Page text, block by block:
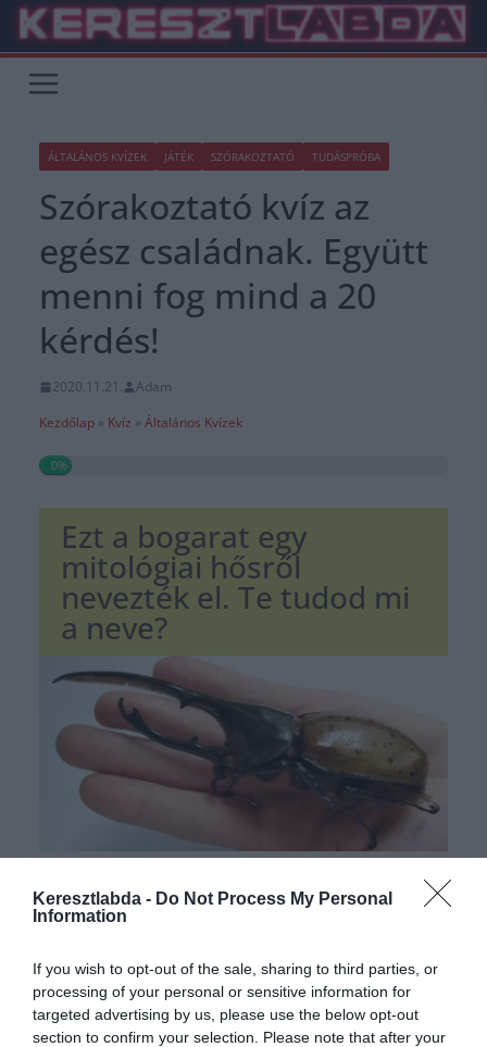
Keresztlabda - Do Not Process My Personal
Information
If you wish to opt-out of the sale, sharing to third parties, or
processing of your personal or sensitive information for
targeted advertising by us, please use the below opt-out
section to confirm your selection. Please note that after your
Skip
content
ÁLTALÁNOS KVÍZEK JÁTÉK SZÓRAKOZTATÓ TUDÁSPRÓBA
Szórakoztató kvíz az
egész családnak. Együtt
menni fog mind a 20
kérdés!
2020.11.21.
Adam
Kezdőlap » Kvíz » Általános Kvízek
0%
Ezt a bogarat egy
mitológiai hősről
nevezték el. Te tudod mi
a neve?